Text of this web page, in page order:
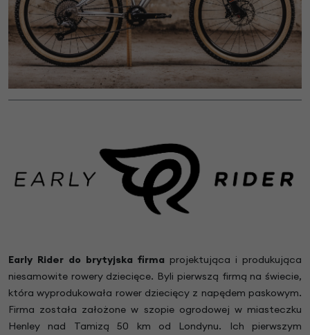
Early Rider do brytyjska firma projektująca i produkująca
niesamowite rowery dziecięce. Byli pierwszą firmą na świecie,
która wyprodukowała rower dziecięcy z napędem paskowym.
Firma została założone w szopie ogrodowej w miasteczku
Henley nad Tamizą 50 km od Londynu. Ich pierwszym